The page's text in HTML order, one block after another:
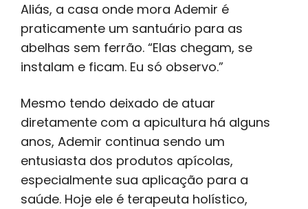
Aliás, a casa onde mora Ademir é
praticamente um santuário para as
abelhas sem ferrão. “Elas chegam, se
instalam e ficam. Eu só observo.”
Mesmo tendo deixado de atuar
diretamente com a apicultura há alguns
anos, Ademir continua sendo um
entusiasta dos produtos apícolas,
especialmente sua aplicação para a
saúde. Hoje ele é terapeuta holístico,